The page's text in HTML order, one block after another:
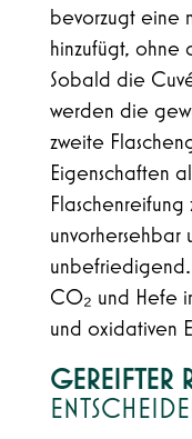
bevorzugt eine
hinzufügt, ohne
Sobald die
werden die
zweite
Eigenschaften
unvorhersehbar
unbefriedigend.
CO₂ und Hefe
und oxidativen
GEREIFTER